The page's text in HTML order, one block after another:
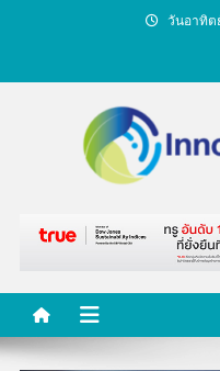
วันอาทิต
คนกับค
น